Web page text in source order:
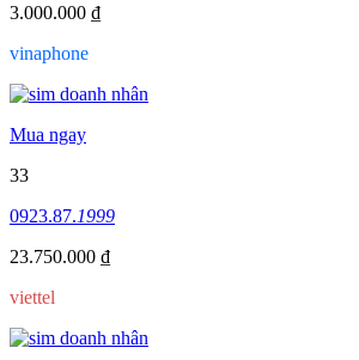
3.000.000 ₫
vinaphone
Mua ngay
33
0923.87.1999
23.750.000 ₫
viettel